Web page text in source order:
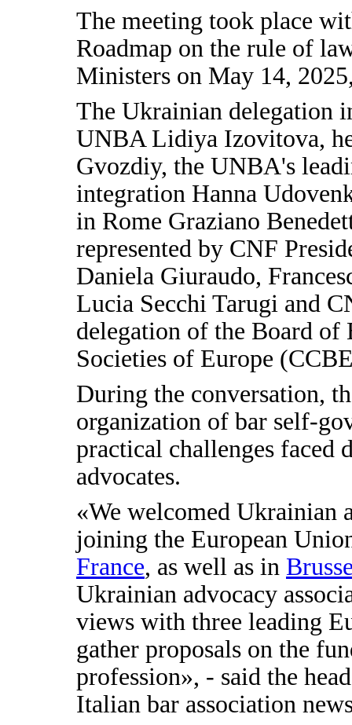
The meeting took place
Roadmap on the rule of
Ministers on May 14,
The Ukrainian delegation
UNBA Lidiya Izovitova,
Gvozdiy, the UNBA's
integration Hanna
in Rome Graziano
represented by CNF
Daniela Giuraudo,
Lucia Secchi Tarugi and
delegation of the Board of
Societies of Europe
During the conversation,
organization of bar self-
practical challenges faced
advocates.
«We welcomed Ukrainian
joining the European
France, as well as in
Ukrainian advocacy
views with three leading
gather proposals on the
profession», - said the
Italian bar association